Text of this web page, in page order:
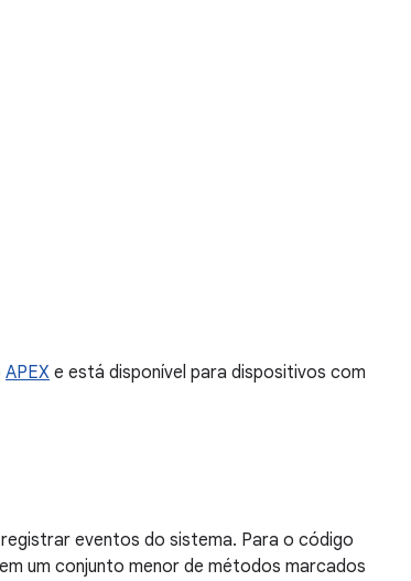
APEX e está disponível para dispositivos com
eventos do sistema. Para o código
um conjunto menor de métodos marcados